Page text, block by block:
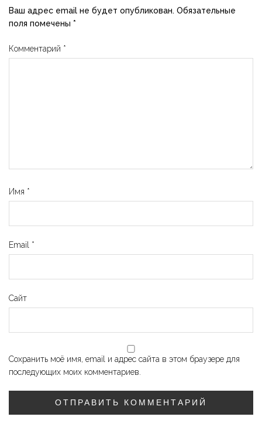
Ваш адрес email не будет опубликован. Обязательные
поля помечены *
Комментарий *
Имя *
Email *
Сайт
Сохранить моё имя, email и адрес сайта в этом браузере для
последующих моих комментариев.